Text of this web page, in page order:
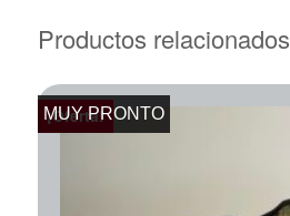
Productos relacionados
MUY PRONTO
¡Oferta!